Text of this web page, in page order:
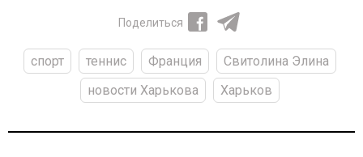
Поделиться
спорт теннис Франция
Свитолина Элина
новости Харькова
Харьков